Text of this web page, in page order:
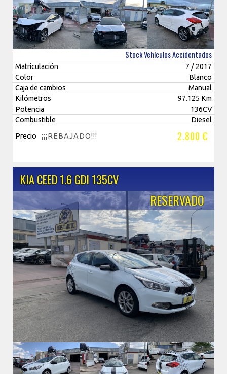
Stock Vehículos Accidentados
Matriculación
7 / 2017
Color
Blanco
Caja de cambios
Manual
Kilómetros
97.125 Km
Potencia
136CV
Combustible
Diesel
Precio
¡¡¡REBAJADO!!! 2.800 €
KIA CEED 1.6 GDI 135CV
RESERVADO